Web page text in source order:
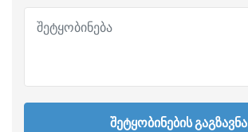
შეტყობინების გაგზავნა